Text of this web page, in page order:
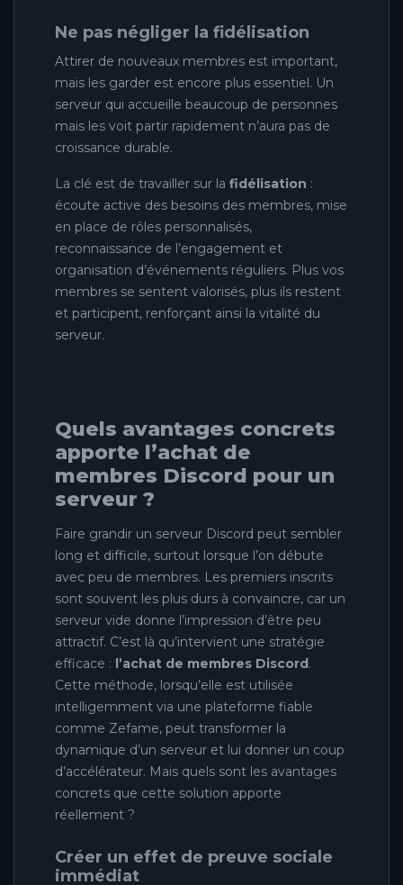
Ne pas négliger la fidélisation
Attirer de nouveaux membres est important,
mais les garder est encore plus essentiel. Un
serveur qui accueille beaucoup de personnes
mais les voit partir rapidement n’aura pas de
croissance durable.
La clé est de travailler sur la fidélisation :
écoute active des besoins des membres, mise
en place de rôles personnalisés,
reconnaissance de l’engagement et
organisation d’événements réguliers. Plus vos
membres se sentent valorisés, plus ils restent
et participent, renforçant ainsi la vitalité du
serveur.
Quels avantages concrets
apporte l’achat de
membres Discord pour un
serveur ?
Faire grandir un serveur Discord peut sembler
long et difficile, surtout lorsque l’on débute
avec peu de membres. Les premiers inscrits
sont souvent les plus durs à convaincre, car un
serveur vide donne l’impression d’être peu
attractif. C’est là qu’intervient une stratégie
efficace : l’achat de membres Discord.
Cette méthode, lorsqu’elle est utilisée
intelligemment via une plateforme fiable
comme Zefame, peut transformer la
dynamique d’un serveur et lui donner un coup
d’accélérateur. Mais quels sont les avantages
concrets que cette solution apporte
réellement ?
Créer un effet de preuve sociale
immédiat